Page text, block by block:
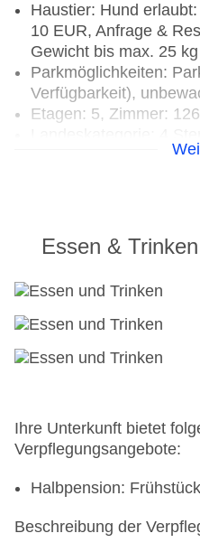
Haustier: Hund
10 EUR, Anfrage &
Gewicht bis max. 25 kg
Parkmöglichkeiten:
Verfügbarkeit),
Etagen: 5, Zimmer: 126
Essen & Trinken
Ihre Unterkunft bietet
Verpflegungsangebote:
Halbpension:
Beschreibung der